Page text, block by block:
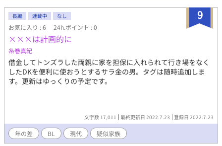
9
長編 連載中 なし
お気に入り : 6 24h.ポイント : 0
×××は計画的に
糸巻真紀
借金してトンズラした両親に家を担保に入れられて行き場をなく
したDKを便利に使おうとするサラ金の男。タグは随時追加しま
す。更新はゆっくりの予定です。
文字数 17,011 最終更新日 2022.7.23 登録日 2022.7.23
年の差 BL 現代 疑似家族